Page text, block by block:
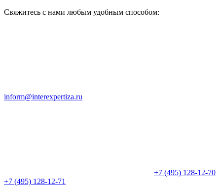
Свяжитесь с нами любым удобным способом:
inform@interexpertiza.ru
+7 (495) 128-12-70
+7 (495) 128-12-71